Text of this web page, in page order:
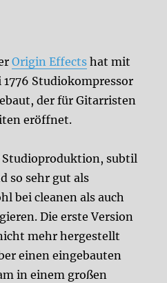
Origin Effects hat mit
Studiokompressor
der für Gitarristen
eröffnet.
Studioproduktion, subtil
so sehr gut als
bei cleanen als auch
Die erste Version
mehr hergestellt
einen eingebauten
in einem großen